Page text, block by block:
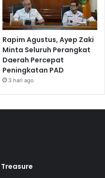
Rapim Agustus, Ayep Zaki
Minta Seluruh Perangkat
Daerah Percepat
Peningkatan PAD
3 hari ago